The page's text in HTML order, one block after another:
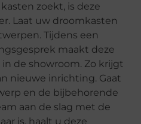
zoekt, is deze
Laat uw droomkasten
Tijdens een
maakt deze
de showroom. Zo krijgt
nieuwe inrichting. Gaat
en de bijbehorende
aan de slag met de
is, haalt u deze